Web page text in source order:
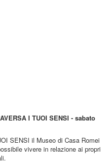
I TUOI SENSI - sabato
SENSI il Museo di Casa Romei
vivere in relazione ai propri